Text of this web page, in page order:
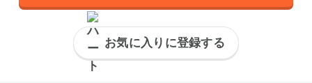
お気に入りに登録する